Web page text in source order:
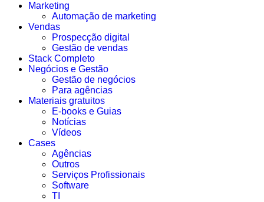
Marketing
Automação de marketing
Vendas
Prospecção digital
Gestão de vendas
Stack Completo
Negócios e Gestão
Gestão de negócios
Para agências
Materiais gratuitos
E-books e Guias
Notícias
Vídeos
Cases
Agências
Outros
Serviços Profissionais
Software
TI